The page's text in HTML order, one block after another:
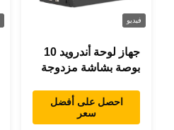
فيديو
جهاز لوحة أندرويد 10
بوصة بشاشة مزدوجة
POE إعلانات جهاز
كمبيوتر لوحي
احصل على أفضل
سعر